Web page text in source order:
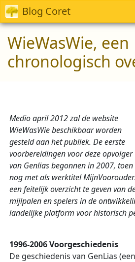
Blog Coret
WieWasWie, een
chronologisch
Medio april 2012 zal de website
WieWasWie beschikbaar worden
gesteld aan het publiek. De eerste
voorbereidingen voor deze opvolger
van Genlias begonnen in 2007, toen
nog met als werktitel
een feitelijk overzicht te geven van
mijlpalen en spelers in de
landelijke platform voor historisch
1996-2006 Voorgeschiedenis
De geschiedenis van GenLias (een